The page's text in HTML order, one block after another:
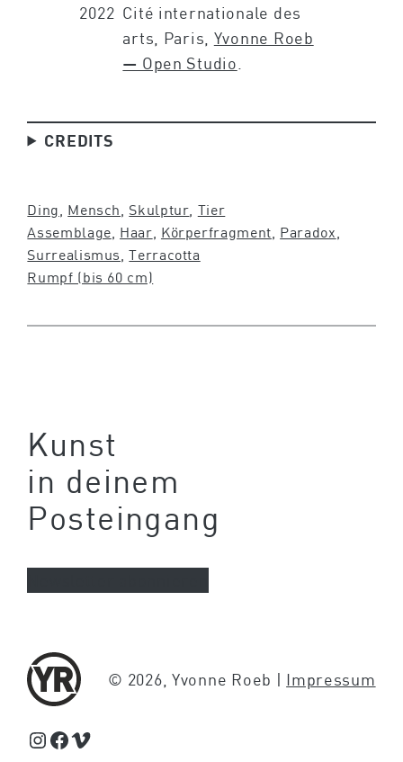
2022 Cité internationale des
arts, Paris, Yvonne Roeb
— Open Studio
CREDITS
Ding Mensch Skulptur Tier
Assemblage Haar Körperfragment Paradox
Surrealismus , Terracotta
Rumpf (bis 60 cm)
Kunst
in deinem
Posteingang
© 2026, Yvonne Roeb | Impressum
Schaue Feed, Reels und Storys auf Instagram von Yvonne Roeb
Facebook
Schaue Videos auf Vimeo über Yvonne Roeb